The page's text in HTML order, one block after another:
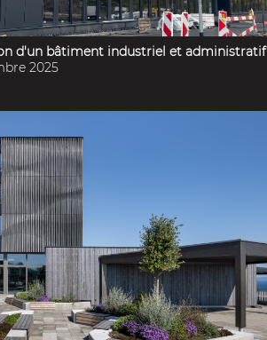
d'un bâtiment industriel et administratif
2025